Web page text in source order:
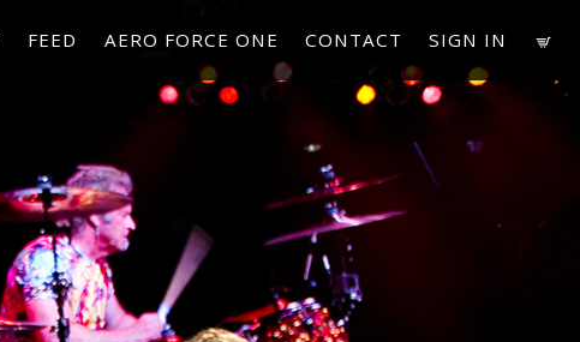
FEED AERO FORCE ONE CONTACT SIGN IN